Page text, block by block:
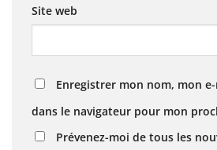
Site web
Enregistrer mon nom, mon
dans le navigateur pour mon
Prévenez-moi de tous les